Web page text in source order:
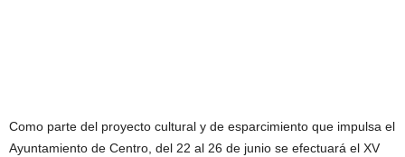
Como parte del proyecto cultural y de esparcimiento que impulsa el
Ayuntamiento de Centro, del 22 al 26 de junio se efectuará el XV